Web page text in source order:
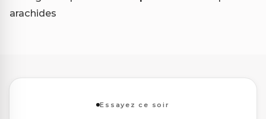
arachides
Essayez ce soir